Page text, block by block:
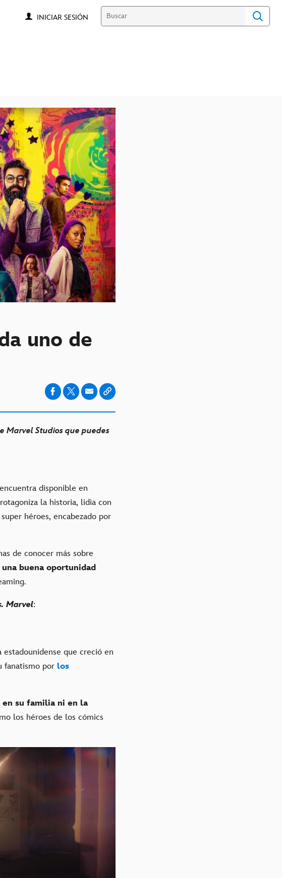
INICIAR SESIÓN
uno de
Marvel Studios que puedes
disponible en
la historia, lidia con
héroes, encabezado por
de conocer más sobre
una buena oportunidad
Marvel:
que creció en
fanatismo por los
en su familia ni en la
los héroes de los cómics